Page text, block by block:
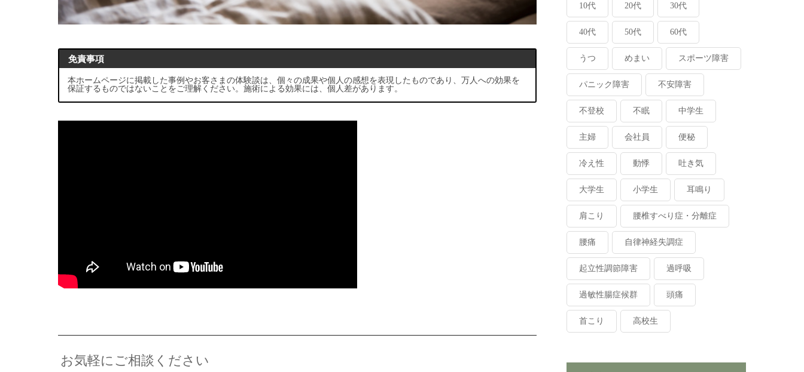
免責事項
本ホームページに掲載した事例やお客さまの体験談は、個々の成果や個人の感想を表現したものであり、万人への効果を
保証するものではないことをご理解ください。施術による効果には、個人差があります。
お気軽にご相談ください
10代 20代 30代
40代 50代 60代
うつ めまい スポーツ障害
パニック障害 不安障害
不登校 不眠 中学生
主婦 会社員 便秘
冷え性 動悸 吐き気
大学生 小学生 耳鳴り
肩こり 腰椎すべり症・分離症
腰痛 自律神経失調症
起立性調節障害 過呼吸
過敏性腸症候群 頭痛
首こり 高校生